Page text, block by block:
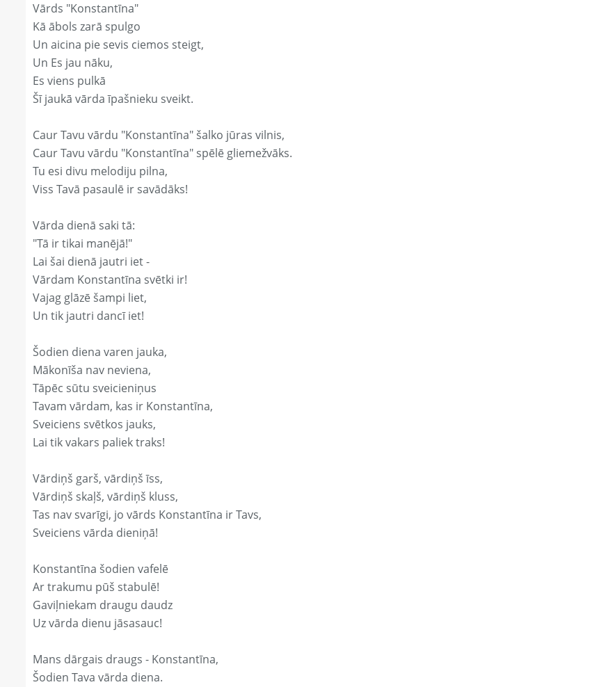
Vārds "Konstantīna"
Kā ābols zarā spulgo
Un aicina pie sevis ciemos steigt,
Un Es jau nāku,
Es viens pulkā
Šī jaukā vārda īpašnieku sveikt.
Caur Tavu vārdu "Konstantīna" šalko jūras vilnis,
Caur Tavu vārdu "Konstantīna" spēlē gliemežvāks.
Tu esi divu melodiju pilna,
Viss Tavā pasaulē ir savādāks!
Vārda dienā saki tā:
"Tā ir tikai manējā!"
Lai šai dienā jautri iet -
Vārdam Konstantīna svētki ir!
Vajag glāzē šampi liet,
Un tik jautri dancī iet!
Šodien diena varen jauka,
Mākonīša nav neviena,
Tāpēc sūtu sveicieniņus
Tavam vārdam, kas ir Konstantīna,
Sveiciens svētkos jauks,
Lai tik vakars paliek traks!
Vārdiņš garš, vārdiņš īss,
Vārdiņš skaļš, vārdiņš kluss,
Tas nav svarīgi, jo vārds Konstantīna ir Tavs,
Sveiciens vārda dieniņā!
Konstantīna šodien vafelē
Ar trakumu pūš stabulē!
Gaviļniekam draugu daudz
Uz vārda dienu jāsasauc!
Mans dārgais draugs - Konstantīna,
Šodien Tava vārda diena.